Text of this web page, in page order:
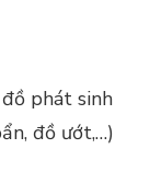
phát sinh
đồ ướt,…)